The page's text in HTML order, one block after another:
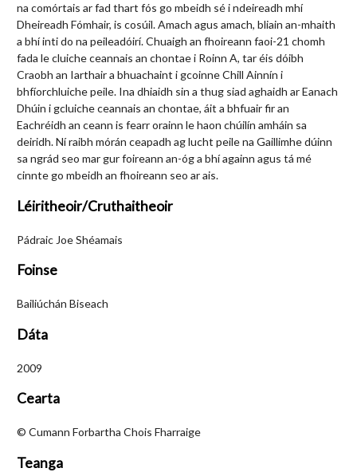
na comórtais ar fad thart fós go mbeidh sé i ndeireadh mhí
Dheireadh Fómhair, is cosúil. Amach agus amach, bliain an-mhaith
a bhí inti do na peileadóirí. Chuaigh an fhoireann faoi-21 chomh
fada le cluiche ceannais an chontae i Roinn A, tar éis dóibh
Craobh an Iarthair a bhuachaint i gcoinne Chill Ainnín i
bhfíorchluiche peile. Ina dhiaidh sin a thug siad aghaidh ar Eanach
Dhúin i gcluiche ceannais an chontae, áit a bhfuair fir an
Eachréidh an ceann is fearr orainn le haon chúilín amháin sa
deiridh. Ní raibh mórán ceapadh ag lucht peile na Gaillimhe dúinn
sa ngrád seo mar gur foireann an-óg a bhí againn agus tá mé
cinnte go mbeidh an fhoireann seo ar ais.
Léiritheoir/Cruthaitheoir
Pádraic Joe Shéamais
Foinse
Bailiúchán Biseach
Dáta
2009
Cearta
© Cumann Forbartha Chois Fharraige
Teanga